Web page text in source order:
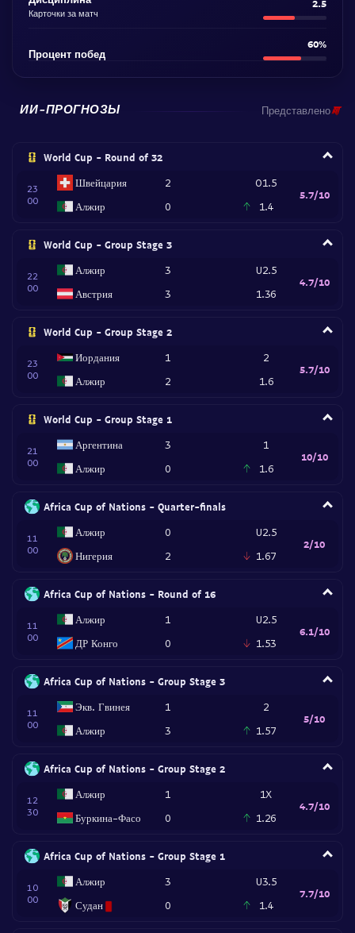
Карточки за матч
2.5
Процент побед
60%
ИИ-ПРОГНОЗЫ Представлено
World Cup - Round of 32
23
00
Швейцария
Алжир
2
0
O1.5
1.4
5.7/10
World Cup - Group Stage 3
22
00
Алжир
Австрия
3
3
U2.5
1.36
4.7/10
World Cup - Group Stage 2
23
00
Иордания
Алжир
1
2
2
1.6
5.7/10
World Cup - Group Stage 1
21
00
Аргентина
Алжир
3
0
1
1.6
10/10
Africa Cup of Nations - Quarter-finals
11
00
Алжир
Нигерия
0
2
U2.5
1.67
2/10
Africa Cup of Nations - Round of 16
11
00
Алжир
ДР Конго
1
0
U2.5
1.53
6.1/10
Africa Cup of Nations - Group Stage 3
11
00
Экв. Гвинея
Алжир
1
3
2
1.57
5/10
Africa Cup of Nations - Group Stage 2
12
30
Алжир
Буркина-Фасо
1
0
1X
1.26
4.7/10
Africa Cup of Nations - Group Stage 1
10
00
Алжир
Судан
3
0
U3.5
1.4
7.7/10